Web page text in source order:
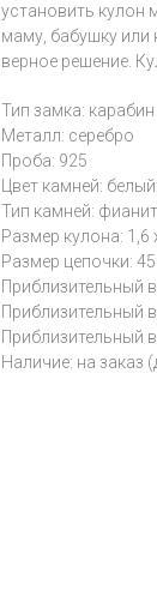
установить кулон
маму, бабушку или
верное решение.
Тип замка: карабин
Металл: серебро
Проба: 925
Цвет камней: белый
Тип камней: фианит
Размер кулона: 1,6
Размер цепочки:
Приблизительный
Приблизительный
Приблизительный
Наличие: на заказ